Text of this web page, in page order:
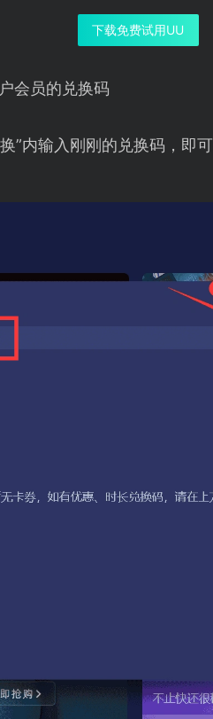
下载免费试用UU
会员的兑换码
”内输入刚刚的兑换码，即可